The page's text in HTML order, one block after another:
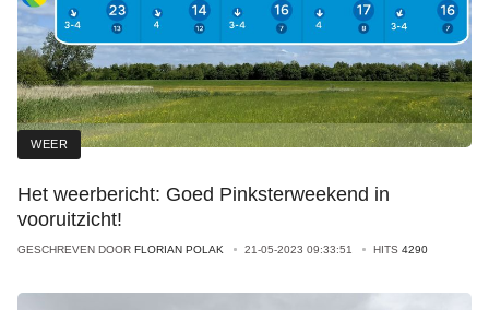
WEER
Het weerbericht: Goed Pinksterweekend in
vooruitzicht!
GESCHREVEN DOOR FLORIAN POLAK 21-05-2023 09:33:51 HITS 4290